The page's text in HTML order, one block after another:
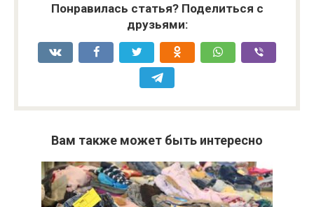
Понравилась статья? Поделиться с
друзьями:
Вам также может быть интересно